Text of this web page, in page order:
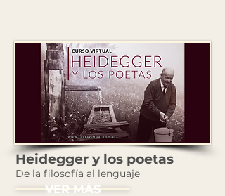
Heidegger y los poetas
De la filosofía al lenguaje
VER MÁS